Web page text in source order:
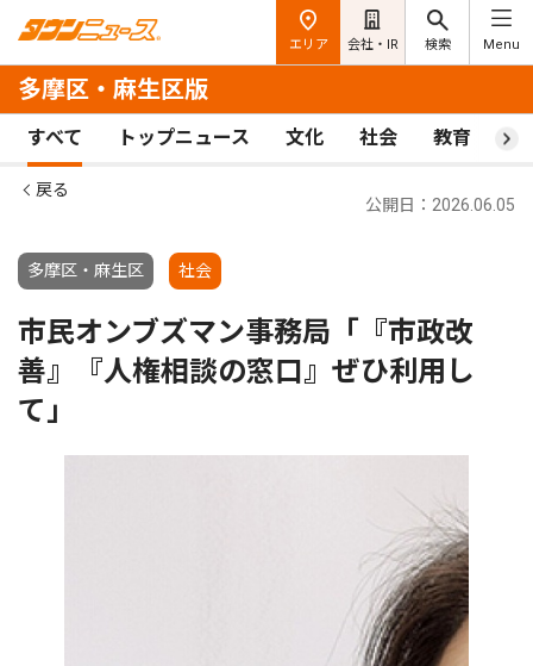
エリア 会社・IR 検索 Menu
多摩区・麻生区版
すべて トップニュース 文化 社会 教育 ス
戻る
多摩区・麻生区 社会
公開日：2026.06.05
市民オンブズマン事務局「『市政改
善』『人権相談の窓口』ぜひ利用し
て」